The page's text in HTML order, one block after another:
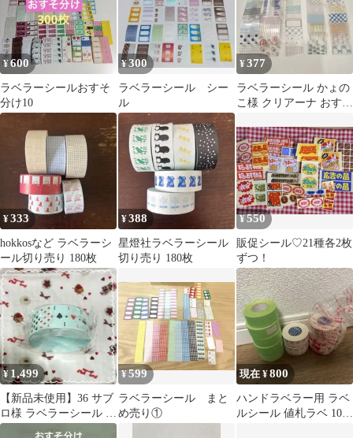
¥600
ラベラーシールおすそ
分け10
¥300
ラベラーシール シー
ル
¥377
ラベラーシール かょの
こ様 クリアーナ おすそ
枚
¥333
hokkosなど ラベラーシ
ール切り売り 180枚
¥388
星燈社ラベラーシール
切り売り 180枚
¥550
販促シール♡21種各2枚
ずつ！
¥ 1,499
【新品未使用】36 サブ
ロ様 ラベラーシール ト
ランプ
¥599
ラベラーシール まと
め売り①
現在 ¥800
ハンドラベラー用 ラベ
ルシール 値札ラベ 10巻